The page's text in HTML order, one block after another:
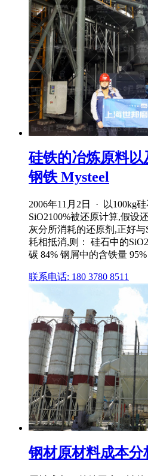
硅铁的冶炼原料以
钢铁 Mysteel
2006年11月2日 · 以100kg
SiO2100%被还原计算,假设
灰分所消耗的还原剂,正好
耗相抵消,则： 硅石中的
碳 84% 钢屑中的含铁量
联系电话: 180 3780 8511
钢材原材料成本分